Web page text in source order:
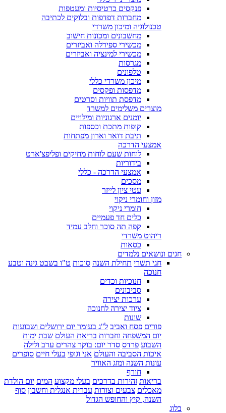
פנקסים כרטיסיות ומעטפות
מחברות דפדפות ובלוקים לכתיבה
טכנולוגיה ומיכון משרדי
מחשבונים ומכונות חישוב
מכשירי ספירלה ואביזרים
מכשירי למינציה ואביזרים
מגרסות
טלפונים
מיכון משרדי כללי
מדפסות ופקסים
מדפסת תוויות וסרטים
מוצרים משלימים למשרד
יומנים ארגוניות ומילויים
קופות מתכת וכספות
תיבת דואר וארון מפתחות
אמצעי הדרכה
לוחות שעם לוחות מחיקים ופליפצ'ארט
בידוריות
אמצעי הדרכה - כללי
מסכים
עטי ציון לייזר
מזון וחומרי ניקוי
חומרי ניקוי
כלים חד פעמיים
קפה תה סוכר וחלב עמיד
ריהוט משרדי
כסאות
חגים ונושאים נלמדים
חגי תשרי תחילת השנה סוכות ט"ו בשבט גינה וטבע
חנוכה
חנוכיות וכדים
סביבונים
ערכות יצירה
ציוד יצירה לחנוכה
שונות
פורים פסח ואביב ל"ג בעומר יום ירושלים ושבועות
יום המשפחה וחברות בריאת העולם שבת ימות
השבוע פרדס סדר יום: בוקר צהרים ערב ולילה
איכות הסביבה והעולם אני וגופי בעלי חיים סופרים
עונות השנה ומזג האוויר
חורף
בריאות זהירות בדרכים בעלי מקצוע המים יום הולדת
מאכלים צבעים וצורות עברית אנגלית וחשבון סוף
השנה, קיץ והחופש הגדול
בלוג